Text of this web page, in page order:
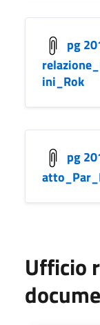
pg
ini_Rok
pg
Ufficio